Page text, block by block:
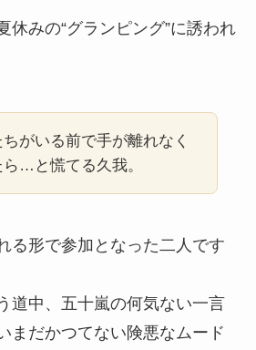
休みの“グランピング”に誘われ
がいる前で手が離れなく
ら…と慌てる久我。
る形で参加となった二人です
道中、五十嵐の何気ない一言
まだかつてない険悪なムード